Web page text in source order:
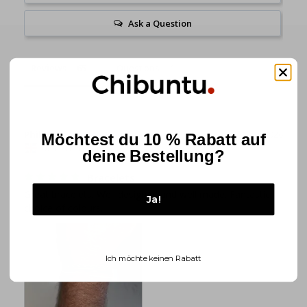
Ask a Question
18 Jul 2026
Philip R.
United Kingdom
Great bracelets. Well designed and well made. Fantastic
Möchtest du 10 % Rabatt auf
deine Bestellung?
Ja!
Ich möchte keinen Rabatt